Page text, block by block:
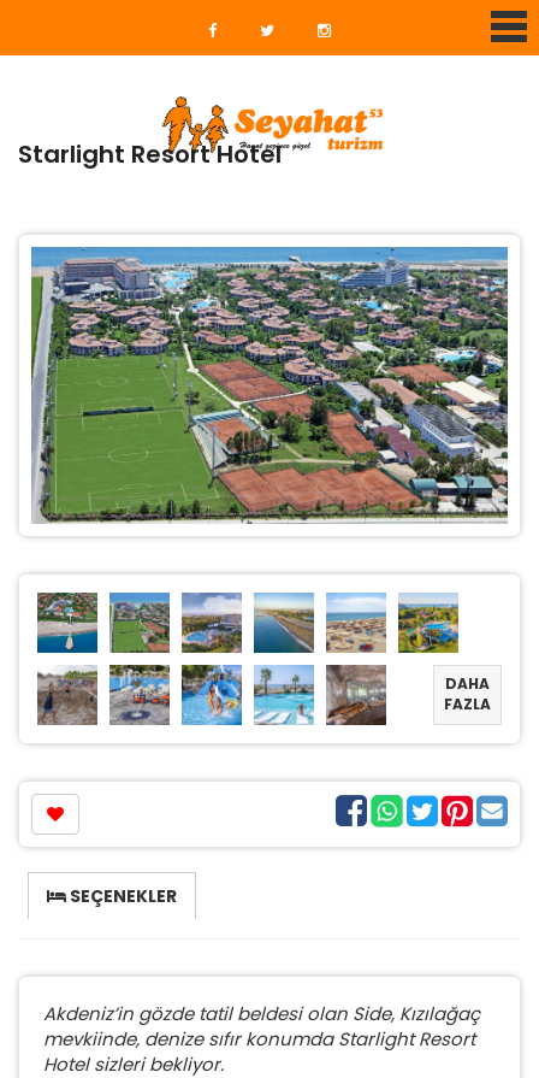
Starlight Resort Hotel
DAHA
FAZLA
SEÇENEKLER
Akdeniz’in gözde tatil beldesi olan Side, Kızılağaç
mevkiinde, denize sıfır konumda Starlight Resort
Hotel sizleri bekliyor.